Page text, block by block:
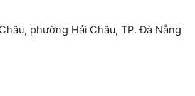
phường Hải Châu, TP. Đà Nẵng